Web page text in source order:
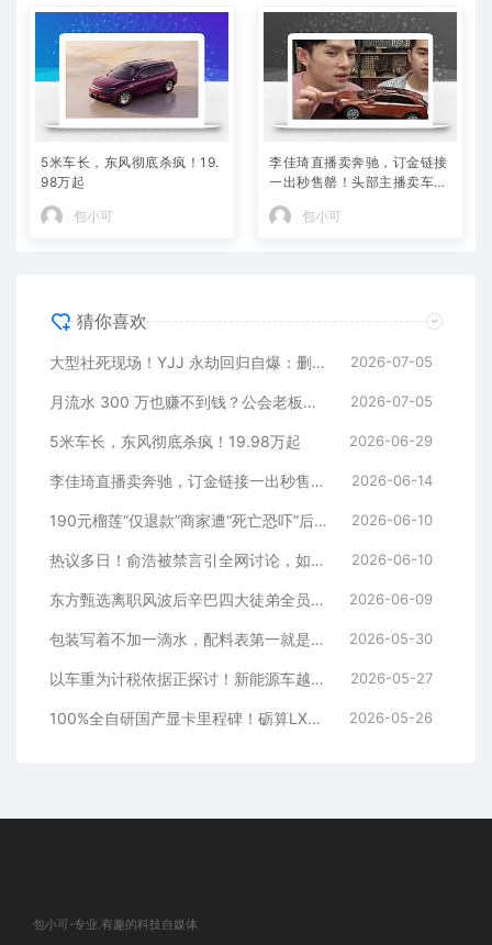
5米车长，东风彻底杀疯！19.
98万起
包小可
李佳琦直播卖奔驰，订金链接
一出秒售罄！头部主播卖车，
包小可
猜你喜欢
大型社死现场！YJJ 永劫回归自爆：删老婆好友、黑名单躺平 PDD，冠军白银局全员白给 2026-07-05
月流水 300 万也赚不到钱？公会老板晒完整账单，直面黑奴合同全网争议 2026-07-05
5米车长，东风彻底杀疯！19.98万起 2026-06-29
李佳琦直播卖奔驰，订金链接一出秒售罄！头部主播卖车，反而说明日子不好过了！ 2026-06-14
190元榴莲“仅退款”商家遭“死亡恐吓”后，一女子买1100件衣服仅退款1000件！“仅退款”的尽头难道是踩缝纫机？ 2026-06-10
热议多日！俞浩被禁言引全网讨论，如今微博官方首度公开回应 2026-06-10
东方甄选离职风波后辛巴四大徒弟全员离场！直播带货黄金时代落幕 2026-06-09
包装写着不加一滴水，配料表第一就是水，这届商家的文字游戏玩疯了 2026-05-30
以车重为计税依据正探讨！新能源车越来越重有的重达4吨比轻卡还重：专家痛批 2026-05-27
100%全自研国产显卡里程碑！砺算LX7G100首发评测：能玩3A就已是成功 2026-05-26
包小可-专业.有趣的科技自媒体